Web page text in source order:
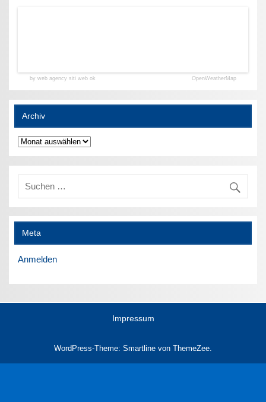
by web agency siti web ok OpenWeatherMap
Archiv
Archiv
Meta
Anmelden
Impressum
WordPress-Theme: Smartline von ThemeZee.